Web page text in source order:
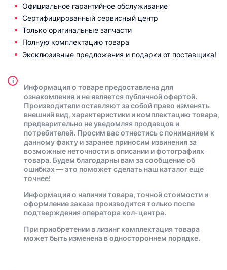
Официальное гарантийное обслуживание
Сертифицированный сервисный центр
Только оригинальные запчасти
Полную комплектацию товара
Эксклюзивные предложения и подарки от поставщика!
i
Информация о товаре предоставлена для
ознакомления и не является публичной офертой.
Производители оставляют за собой право изменять
внешний вид, характеристики и комплектацию товара,
предварительно не уведомляя продавцов и
потребителей. Просим вас отнестись с пониманием к
данному факту и заранее приносим извинения за
возможные неточности в описании и фотографиях
товара. Будем благодарны вам за сообщение об
ошибках — это поможет сделать наш каталог еще
точнее!
Информация о наличии товара, точной стоимости и
оформление заказа производится только после
подтверждения оператора кол-центра.
При приобретении в лизинг комплектация товара
может быть изменена в одностороннем порядке.